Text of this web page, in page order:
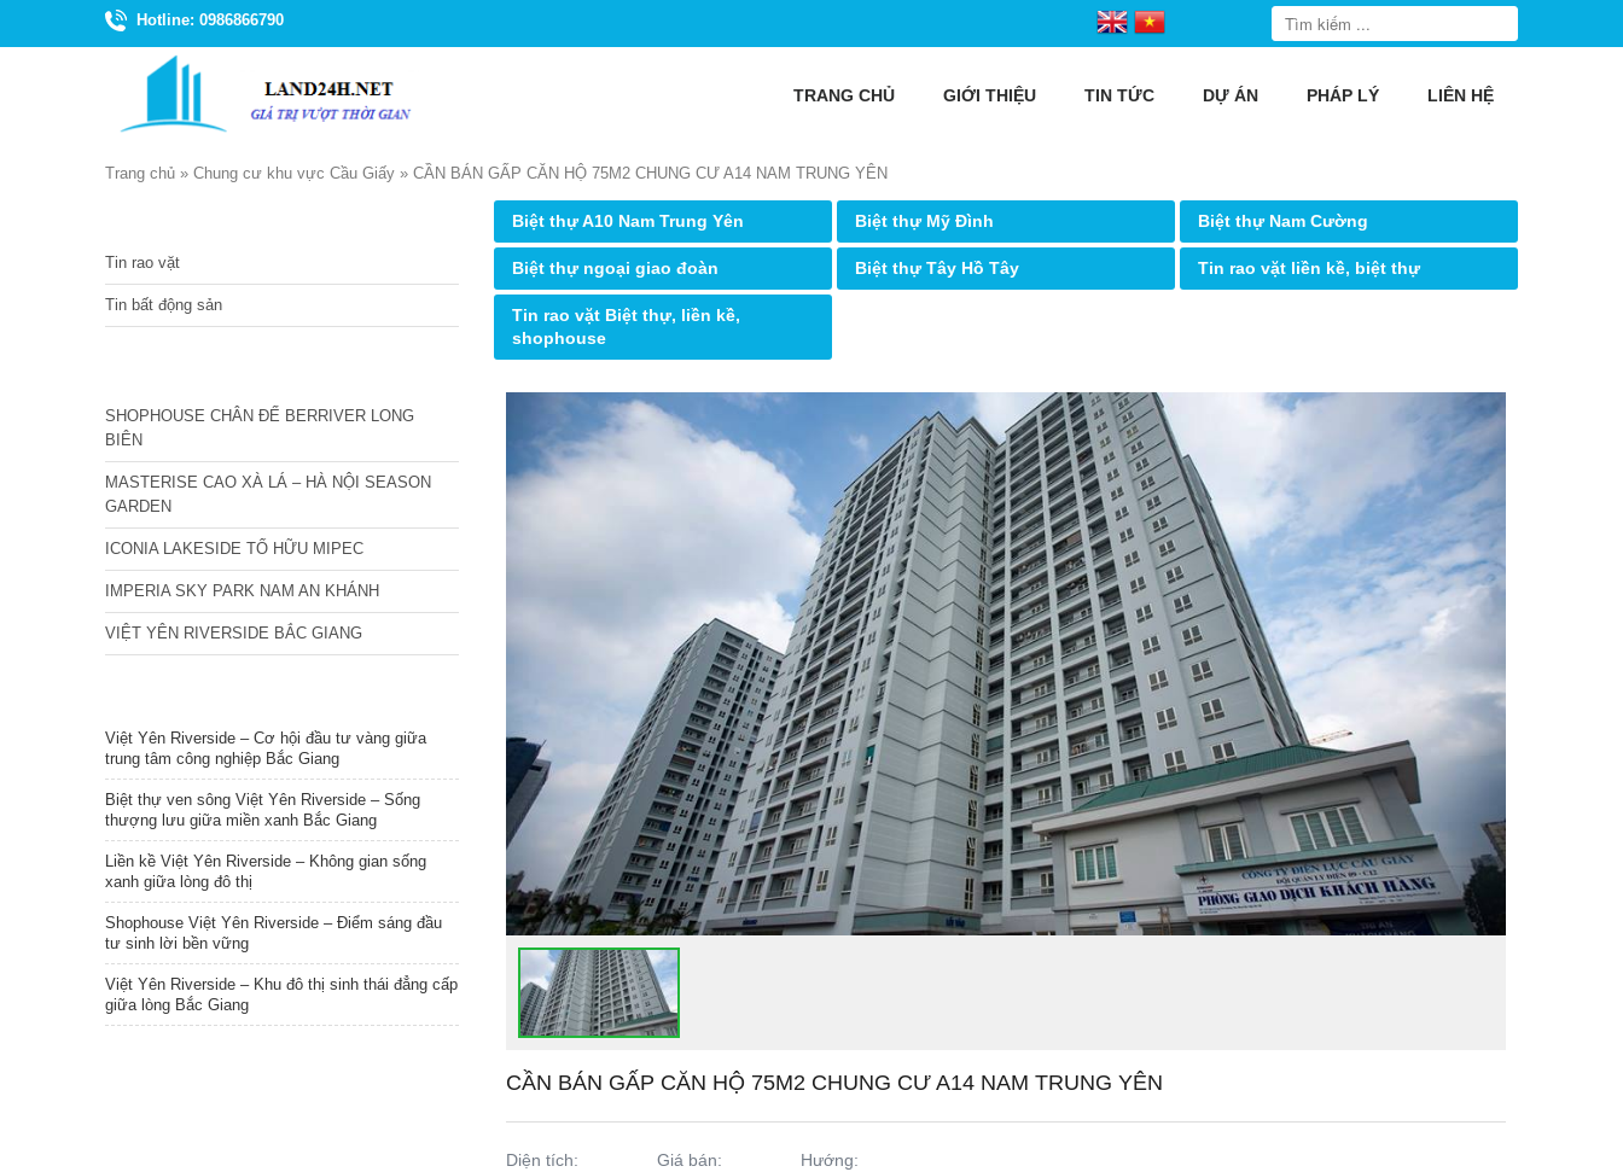
Hotline: 0986866790
TRANG CHỦ GIỚI THIỆU TIN TỨC DỰ ÁN PHÁP LÝ LIÊN HỆ
Trang chủ » Chung cư khu vực Cầu Giấy » CẦN BÁN GẤP CĂN HỘ 75M2 CHUNG CƯ A14 NAM TRUNG YÊN
Biệt thự A10 Nam Trung Yên Biệt thự Mỹ Đình Biệt thự Nam Cường
Biệt thự ngoại giao đoàn Biệt thự Tây Hồ Tây Tin rao vặt liền kề, biệt thự
Tin rao vặt Biệt thự, liền kề,
shophouse
CẦN BÁN GẤP CĂN HỘ 75M2 CHUNG CƯ A14 NAM TRUNG YÊN
Diện tích: Giá bán: Hướng:
Tin rao vặt
Tin bất động sản
SHOPHOUSE CHÂN ĐẾ BERRIVER LONG
BIÊN
MASTERISE CAO XÀ LÁ – HÀ NỘI SEASON
GARDEN
ICONIA LAKESIDE TỐ HỮU MIPEC
IMPERIA SKY PARK NAM AN KHÁNH
VIỆT YÊN RIVERSIDE BẮC GIANG
Việt Yên Riverside – Cơ hội đầu tư vàng giữa
trung tâm công nghiệp Bắc Giang
Biệt thự ven sông Việt Yên Riverside – Sống
thượng lưu giữa miền xanh Bắc Giang
Liền kề Việt Yên Riverside – Không gian sống
xanh giữa lòng đô thị
Shophouse Việt Yên Riverside – Điểm sáng đầu
tư sinh lời bền vững
Việt Yên Riverside – Khu đô thị sinh thái đẳng cấp
giữa lòng Bắc Giang